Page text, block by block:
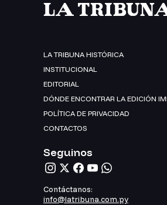
LA TRIBUNA HISTÓRICA
INSTITUCIONAL
EDITORIAL
DÓNDE ENCONTRAR LA EDICIÓN
POLÍTICA DE PRIVACIDAD
CONTACTOS
Seguinos
Contáctanos:
info@latribuna.com.py